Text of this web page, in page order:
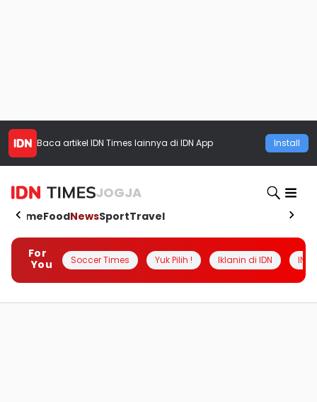
Baca artikel IDN Times lainnya di IDN App Install
JOGJA
HomeFoodNewsSportTravel
For
You
Soccer Times Yuk Pilih ! Iklanin di IDN